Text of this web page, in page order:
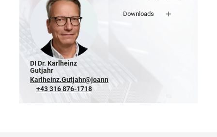
DI Dr. Karlheinz
Gutjahr
Karlheinz.Gutjahr@joanneum.at
+43 316 876-1718
Downloads